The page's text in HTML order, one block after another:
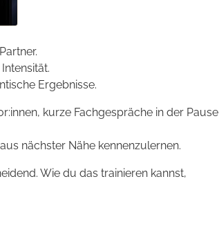
Ergebnisse.
kurze Fach­gespräche in der Pause
nächster Nähe kennen­zulernen.
Wie du das trainieren kannst,